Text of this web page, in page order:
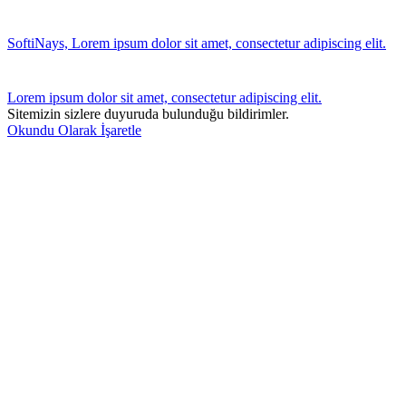
SoftiNays, Lorem ipsum dolor sit amet, consectetur adipiscing elit.
Lorem ipsum dolor sit amet, consectetur adipiscing elit.
Sitemizin sizlere duyuruda bulunduğu bildirimler.
Okundu Olarak İşaretle